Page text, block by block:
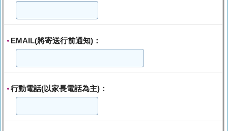
* EMAIL(將寄送行前通知)：
* 行動電話(以家長電話為主)：